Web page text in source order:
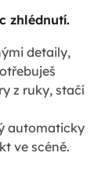
zhlédnutí.
detaily,
z ruky, stačí
automaticky
ve scéně.